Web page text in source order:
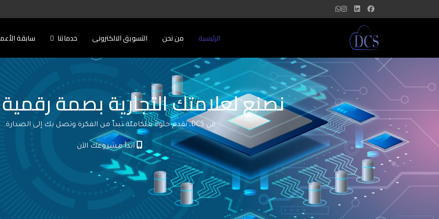
الرئيسية من نحن التسويق الالكترونى خدماتنا سابقة
نصنع لعلامتك التجارية بصمة
في DCS، نقدم حلولاً متكاملة تبدأ من الفكرة وتصل بك إلى الصدارة.
ابدأ مشروعك الآن